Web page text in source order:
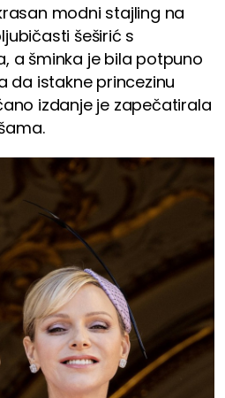
modni stajling na
šeširić s
a šminka je bila potpuno
da istakne princezinu
izdanje je zapečatirala